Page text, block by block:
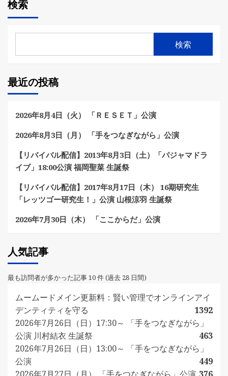
検索
検索
最近の投稿
2026年8月4日（火） 「ＲＥＳＥＴ」公演
2026年8月3日（月） 「手をつなぎながら」公演
【リバイバル配信】2013年8月3日（土）「パジャマドラ
イブ」18:00公演 福岡聖菜 生誕祭
【リバイバル配信】2017年8月17日（木） 16期研究生
「レッツゴー研究生！」公演 山根涼羽 生誕祭
2026年7月30日（木） 「ここからだ」公演
人気記事
最も訪問者が多かった記事 10 件 (過去 28 日間)
ムームードメイン更新料：賢い管理でオンラインアイ
デンティティを守る
1392
2026年7月26日（日）17:30～ 「手をつなぎながら」
公演 川村結衣 生誕祭
463
2026年7月26日（日）13:00～ 「手をつなぎながら」
公演
449